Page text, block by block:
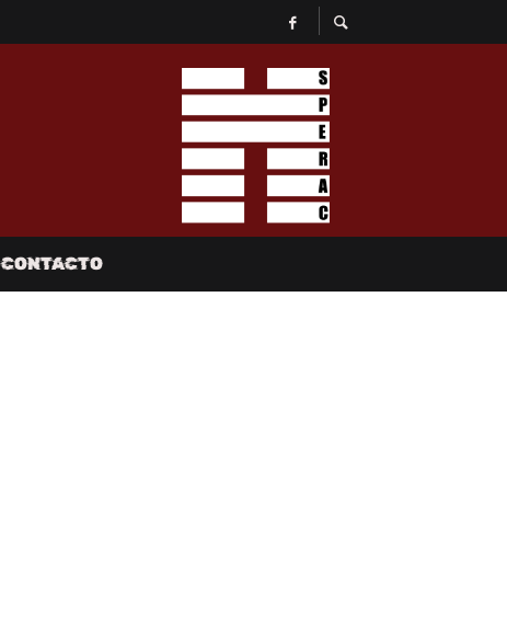
CONTACTO